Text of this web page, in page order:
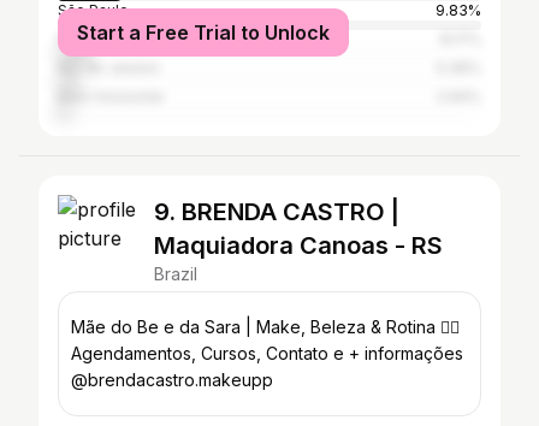
São Paulo
9.83%
Porto Alegre
Start a Free Trial to Unlock
9. BRENDA CASTRO |
Maquiadora Canoas - RS
Brazil
Mãe do Be e da Sara | Make, Beleza & Rotina 👇🏻
Agendamentos, Cursos, Contato e + informações
@brendacastro.makeupp